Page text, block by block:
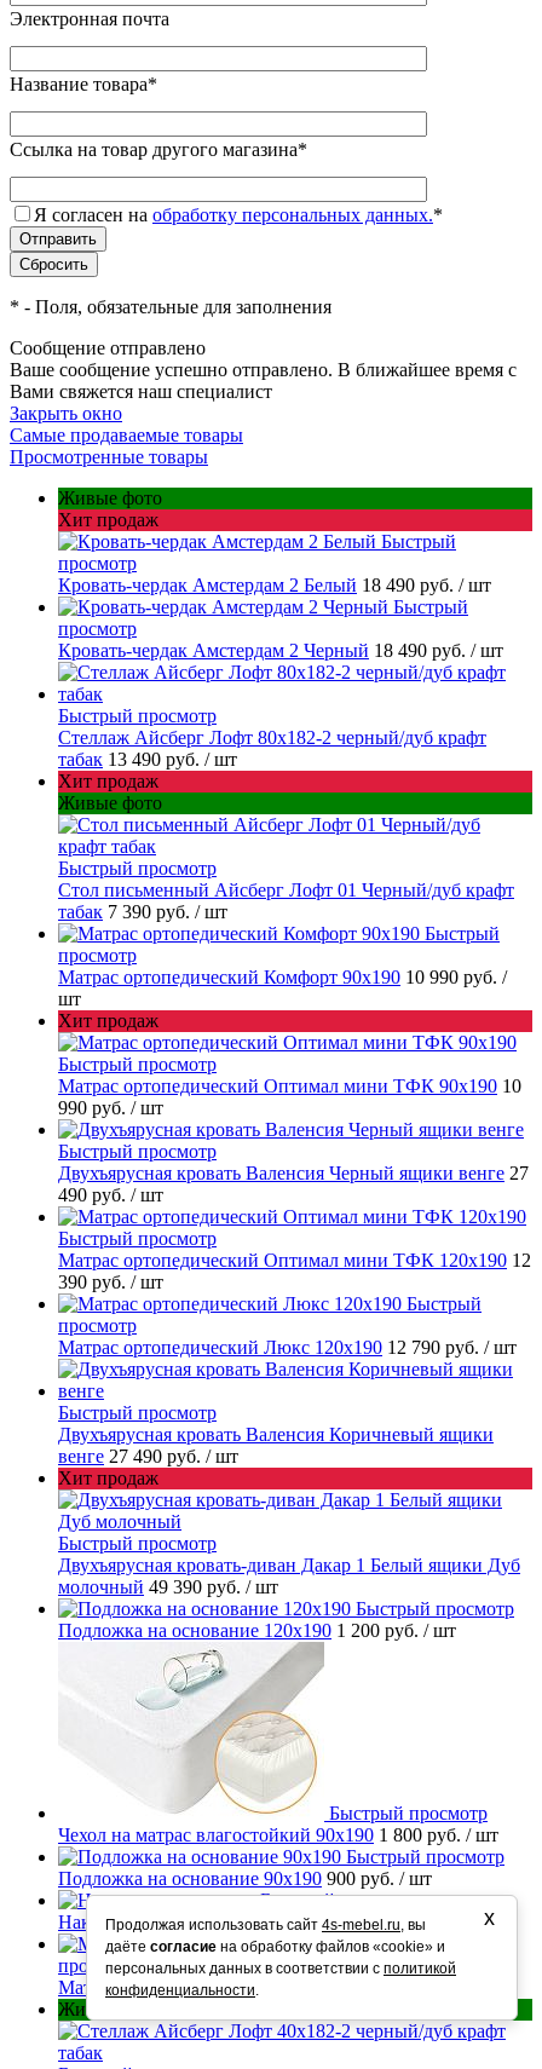
Электронная почта
Название товара*
Ссылка на товар другого магазина*
Я согласен на обработку персональных данных.*
* - Поля, обязательные для заполнения
Сообщение отправлено
Ваше сообщение успешно отправлено. В ближайшее время с
Вами свяжется наш специалист
Закрыть окно
Самые продаваемые товары
Просмотренные товары
Живые фото
Хит продаж
Быстрый
просмотр
Кровать-чердак Амстердам 2 Белый 18 490 руб. / шт
Быстрый
просмотр
Кровать-чердак Амстердам 2 Черный 18 490 руб. / шт
Быстрый просмотр
Стеллаж Айсберг Лофт 80х182-2 черный/дуб крафт
табак 13 490 руб. / шт
Хит продаж
Живые фото
Быстрый просмотр
Стол письменный Айсберг Лофт 01 Черный/дуб крафт
табак 7 390 руб. / шт
Быстрый
просмотр
Матрас ортопедический Комфорт 90х190 10 990 руб. /
шт
Хит продаж
Быстрый просмотр
Матрас ортопедический Оптимал мини ТФК 90х190 10
990 руб. / шт
Быстрый просмотр
Двухъярусная кровать Валенсия Черный ящики венге 27
490 руб. / шт
Быстрый просмотр
Матрас ортопедический Оптимал мини ТФК 120х190 12
390 руб. / шт
Быстрый
просмотр
Матрас ортопедический Люкс 120х190 12 790 руб. / шт
Быстрый просмотр
Двухъярусная кровать Валенсия Коричневый ящики
венге 27 490 руб. / шт
Хит продаж
Быстрый просмотр
Двухъярусная кровать-диван Дакар 1 Белый ящики Дуб
молочный 49 390 руб. / шт
Быстрый просмотр
Подложка на основание 120х190 1 200 руб. / шт
Быстрый просмотр
Чехол на матрас влагостойкий 90х190 1 800 руб. / шт
Быстрый просмотр
Подложка на основание 90х190 900 руб. / шт
Быстрый просмотр
Накладки на ступени 250 руб./ шт
Быстрый
просмотр
Матрас ортопедический Люкс 90х190
Живые фото
Продолжая использовать сайт 4s-mebel.ru, вы
даёте согласие на обработку файлов «cookie» и
персональных данных в соответствии с политикой
конфиденциальности.
х